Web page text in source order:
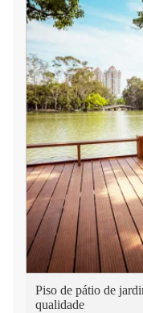
Piso de pátio de
qualidade